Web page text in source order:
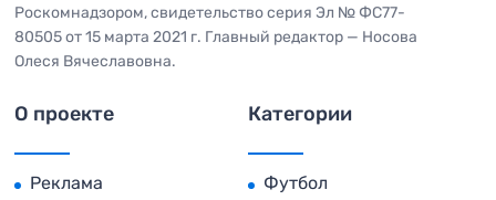
Роскомнадзором, свидетельство серия Эл № ФС77-
80505 от 15 марта 2021 г. Главный редактор — Носова
Олеся Вячеславовна.
О проекте
Реклама
Категории
Футбол